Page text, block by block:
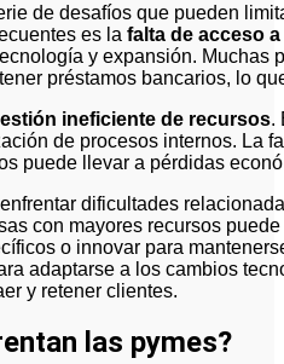
es la falta de acceso
y expansión. Muchas
préstamos bancarios, lo
ineficiente de recursos.
de procesos internos. La
puede llevar a pérdidas
dificultades
con mayores recursos
o innovar para
adaptarse a los cambios
y retener clientes.
las pymes?